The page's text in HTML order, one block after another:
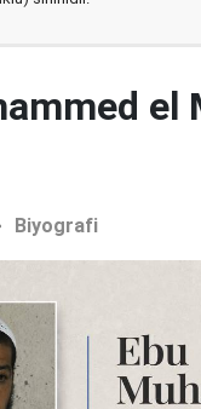
el
Biyografi